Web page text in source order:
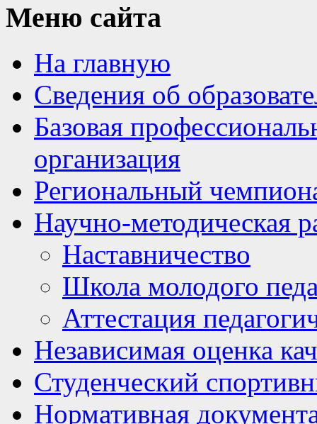
Меню сайта
На главную
Сведения об
Базовая
организация
Региональный
Научно-методическая
Наставничество
Школа молодого
Аттестация
Независимая оценка
Студенческий
Нормативная